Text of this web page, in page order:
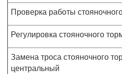
Проверка работы
Регулировка стояночного
Замена троса стояночного
центральный